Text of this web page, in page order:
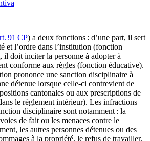
91 CP) a deux fonctions : d’une part, il sert
et l’ordre dans l’institution (fonction
il doit inciter la personne à adopter à
conforme aux règles (fonction éducative).
prononce une sanction disciplinaire à
détenue lorsque celle-ci contrevient de
cantonales ou aux prescriptions de
le règlement intérieur). Les infractions
disciplinaire sont notamment : la
de fait ou les menaces contre le
les autres personnes détenues ou des
à la propriété, le refus de travailler,